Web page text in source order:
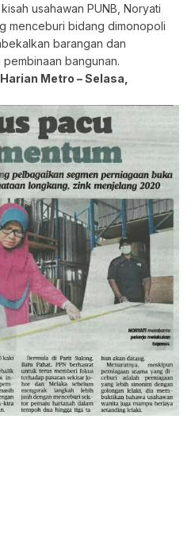
usahawan PUNB, Noryati
menceburi bidang dimonopoli
barangan dan
bangunan.
Metro – Selasa,